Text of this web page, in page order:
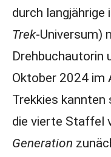
durch
Trek-Universum)
Drehbuchautorin
Oktober 2024 im
Trekkies kannten
die vierte Staffel
Generation